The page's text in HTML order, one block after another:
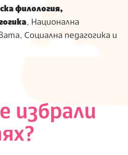
филология,
, Национална
Социална педагогика и
избрали